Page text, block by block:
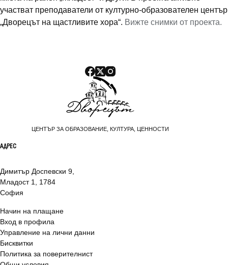
участват преподаватели от културно-образователен център
„Дворецът на щастливите хора“. Вижте снимки от проекта.
ЦЕНТЪР ЗА ОБРАЗОВАНИЕ, КУЛТУРА, ЦЕННОСТИ
АДРЕС
Димитър Доспевски 9,
Младост 1, 1784
София
Начин на плащане
Вход в профила
Управление на лични данни
Бисквитки
Политика за поверителнист